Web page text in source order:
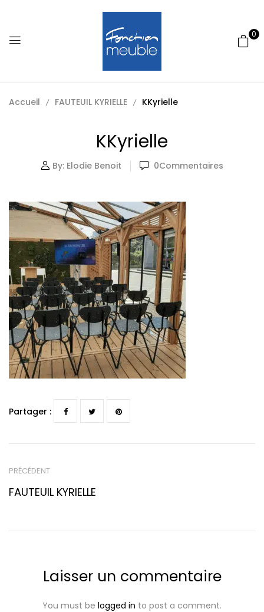
0
Accueil FAUTEUIL KYRIELLE KKyrielle
KKyrielle
By: Elodie Benoit 0Commentaires
Partager :
PRÉCÉDENT
FAUTEUIL KYRIELLE
Laisser un commentaire
You must be logged in to post a comment.